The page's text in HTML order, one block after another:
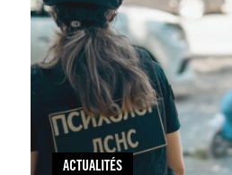
ACTUALITÉS